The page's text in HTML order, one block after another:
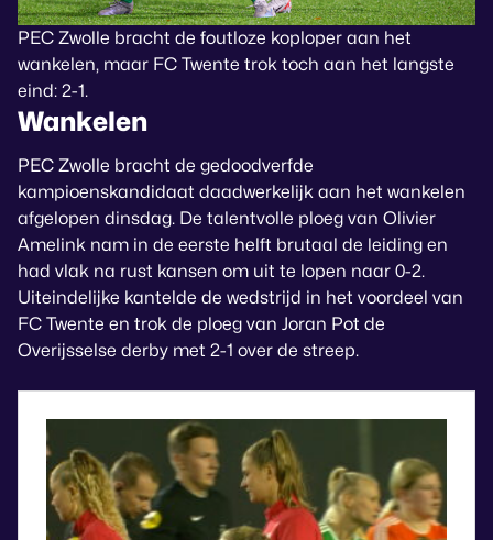
PEC Zwolle bracht de foutloze koploper aan het
wankelen, maar FC Twente trok toch aan het langste
eind: 2-1.
Wankelen
PEC Zwolle bracht de gedoodverfde
kampioenskandidaat daadwerkelijk aan het wankelen
afgelopen dinsdag. De talentvolle ploeg van Olivier
Amelink nam in de eerste helft brutaal de leiding en
had vlak na rust kansen om uit te lopen naar 0-2.
Uiteindelijke kantelde de wedstrijd in het voordeel van
FC Twente en trok de ploeg van Joran Pot de
Overijsselse derby met 2-1 over de streep.